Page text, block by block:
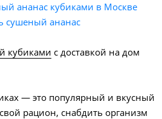
ананас кубиками в Москве
сушеный ананас
кубиками с доставкой на дом
— это популярный и вкусный
рацион, снабдить организм